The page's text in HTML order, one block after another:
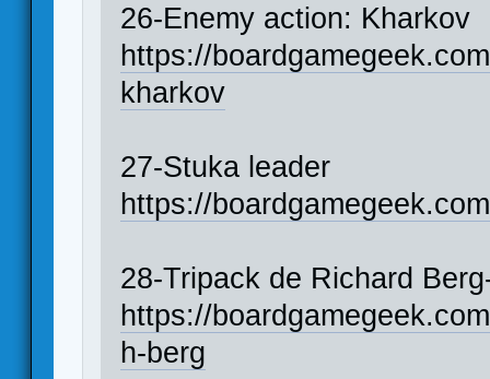
26-Enemy action: Kharkov
https://
kharkov
27-Stuka leader
https://
28-Tripack de Richard
https://
h-berg